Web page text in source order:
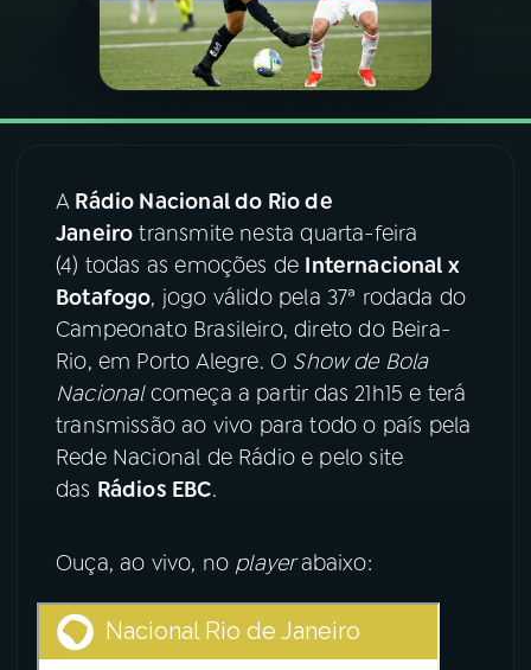
PODCASTS
VIDEOCASTS
08 FESTIVAL DE MÚSICA
ACOMPANHE A RÁDIO NACIONAL
YouTube Facebook
Instagram X
TikTok
A Rádio Nacional do Rio de
Janeiro transmite nesta quarta-feira
(4) todas as emoções de Internacional x
Botafogo, jogo válido pela 37ª rodada do
Campeonato Brasileiro, direto do Beira-
Rio, em Porto Alegre. O Show de Bola
Nacionalcomeça a partir das 21h15 e terá
transmissão ao vivo para todo o país pela
Rede Nacional de Rádio e pelo site
das Rádios EBC.
Ouça, ao vivo, no playerabaixo: